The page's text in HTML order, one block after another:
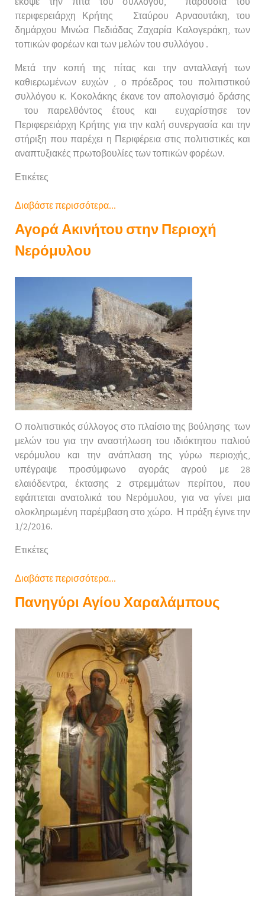
περιφερειάρχη Κρήτης Σταύρου Αρναουτάκη, του
δημάρχου Μινώα Πεδιάδας Ζαχαρία Καλογεράκη, των
τοπικών φορέων και των μελών του συλλόγου .
Μετά την κοπή της πίτας και την ανταλλαγή των
καθιερωμένων ευχών , ο πρόεδρος του πολιτιστικού
συλλόγου κ. Κοκολάκης έκανε τον απολογισμό δράσης
του παρελθόντος έτους και ευχαρίστησε τον
Περιφερειάρχη Κρήτης για την καλή συνεργασία και την
στήριξη που παρέχει η Περιφέρεια στις πολιτιστικές και
αναπτυξιακές πρωτοβουλίες των τοπικών φορέων.
Ετικέτες
Διαβάστε περισσότερα...
Αγορά Ακινήτου στην Περιοχή
Νερόμυλου
Ο πολιτιστικός σύλλογος στο πλαίσιο της βούλησης των
μελών του για την αναστήλωση του ιδιόκτητου παλιού
νερόμυλου και την ανάπλαση της γύρω περιοχής,
υπέγραψε προσύμφωνο αγοράς αγρού με 28
ελαιόδεντρα, έκτασης 2 στρεμμάτων περίπου, που
εφάπτεται ανατολικά του Νερόμυλου, για να γίνει μια
ολοκληρωμένη παρέμβαση στο χώρο. Η πράξη έγινε την
1/2/2016.
Ετικέτες
Διαβάστε περισσότερα...
Πανηγύρι Αγίου Χαραλάμπους